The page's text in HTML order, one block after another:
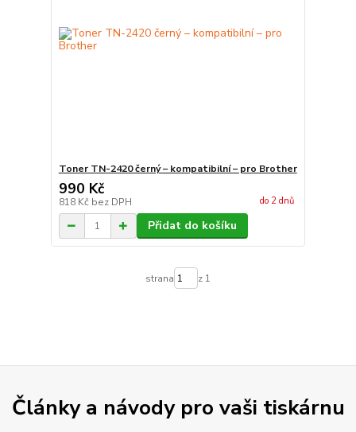
Toner TN-2420 černý – kompatibilní – pro Brother
990 Kč
818 Kč bez DPH do 2 dnů
Přidat do košíku
strana z 1
Články a návody pro vaši tiskárnu